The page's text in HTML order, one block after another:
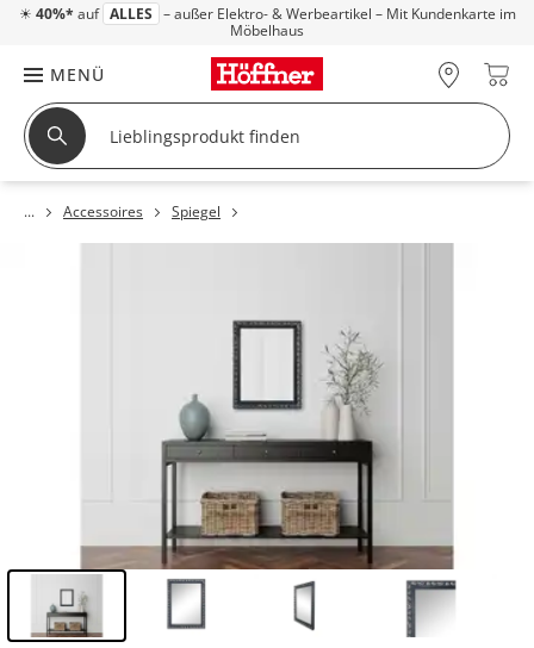
☀ 40%* auf ALLES – außer Elektro- & Werbeartikel – Mit Kundenkarte im
Möbelhaus
MENÜ
Accessoires Spiegel